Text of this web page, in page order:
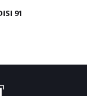
91